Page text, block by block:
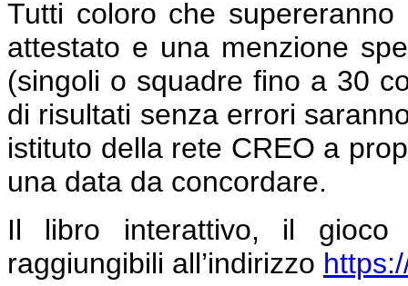
Tutti coloro che
attestato e una menzione
(singoli o squadre fino a 30
di risultati senza errori
istituto della rete CREO a
una data da concordare.
Il libro interattivo, il
raggiungibili all’indirizzo